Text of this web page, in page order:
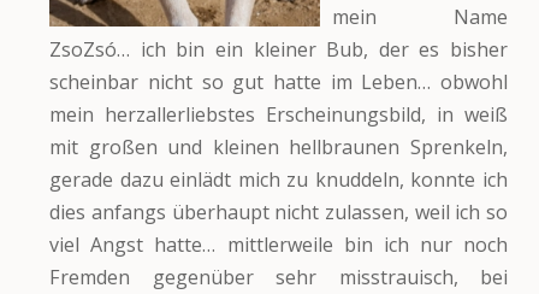
mein Name
ZsoZsó… ich bin ein kleiner Bub, der es bisher
scheinbar nicht so gut hatte im Leben… obwohl
mein herzallerliebstes Erscheinungsbild, in weiß
mit großen und kleinen hellbraunen Sprenkeln,
gerade dazu einlädt mich zu knuddeln, konnte ich
dies anfangs überhaupt nicht zulassen, weil ich so
viel Angst hatte… mittlerweile bin ich nur noch
Fremden gegenüber sehr misstrauisch, bei